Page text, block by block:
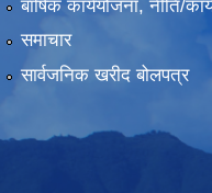
बार्षिक कार्ययोजना, नीति/
समाचार
सार्वजनिक खरीद बोलपत्र